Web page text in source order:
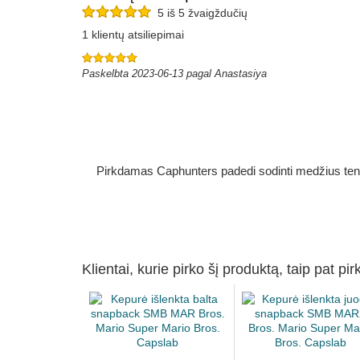
5 iš 5 žvaigždučių
1 klientų atsiliepimai
Paskelbta 2023-06-13 pagal Anastasiya
Pirkdamas Caphunters padedi sodinti medžius
Klientai, kurie pirko šį produktą, taip pat